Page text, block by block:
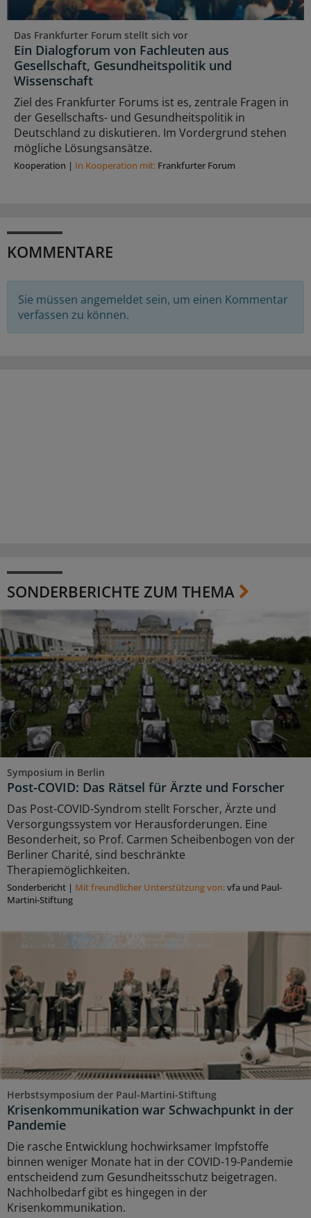
Das Frankfurter Forum stellt sich vor
Ein Dialogforum von Fachleuten aus
Gesellschaft, Gesundheitspolitik und
Wissenschaft
Ziel des Frankfurter Forums ist es, zentrale Fragen in
der Gesellschafts- und Gesundheitspolitik in
Deutschland zu diskutieren. Im Vordergrund stehen
mögliche Lösungsansätze.
Kooperation | In Kooperation mit: Frankfurter Forum
KOMMENTARE
Sie müssen angemeldet sein, um einen Kommentar
verfassen zu können.
SONDERBERICHTE ZUM THEMA
Symposium in Berlin
Post-COVID: Das Rätsel für Ärzte und Forscher
Das Post-COVID-Syndrom stellt Forscher, Ärzte und
Versorgungssystem vor Herausforderungen. Eine
Besonderheit, so Prof. Carmen Scheibenbogen von der
Berliner Charité, sind beschränkte
Therapiemöglichkeiten.
Sonderbericht | Mit freundlicher Unterstützung von:vfa und Paul-
Martini-Stiftung
Herbstsymposium der Paul-Martini-Stiftung
Krisenkommunikation war Schwachpunkt in der
Pandemie
Die rasche Entwicklung hochwirksamer Impfstoffe
binnen weniger Monate hat in der COVID-19-Pandemie
entscheidend zum Gesundheitsschutz beigetragen.
Nachholbedarf gibt es hingegen in der
Krisenkommunikation.